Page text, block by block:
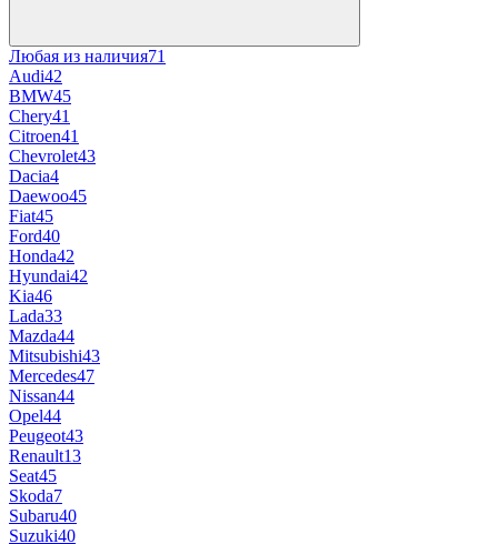
Любая из наличия71
Audi42
BMW45
Chery41
Citroen41
Chevrolet43
Dacia4
Daewoo45
Fiat45
Ford40
Honda42
Hyundai42
Kia46
Lada33
Mazda44
Mitsubishi43
Mercedes47
Nissan44
Opel44
Peugeot43
Renault13
Seat45
Skoda7
Subaru40
Suzuki40